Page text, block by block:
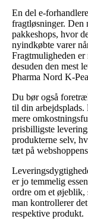
En del e-
fragtløsninger. Den
pakkeshops, hvor
nyindkøbte varer
Fragtmuligheden
desuden den mest
Pharma Nord K-
Du bør også
til din arbejdsplads.
mere
prisbilligste
produkterne selv,
tæt på
er jo temmelig
ordre om et øjeblik,
man kontrollerer
respektive produkt.